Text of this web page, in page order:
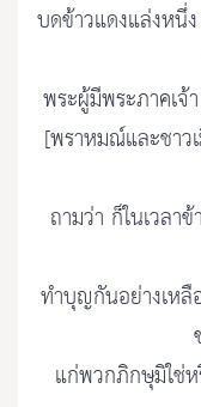
บดข้าวแดงแล่งหนึ่
พระผู้มีพระภาคเจ้
[พราหมณ์และชาว
ถามว่า ก็ในเวลา
ทำบุญกันอย่างเหลื
แก่พวกภิกษุมิใช่ห